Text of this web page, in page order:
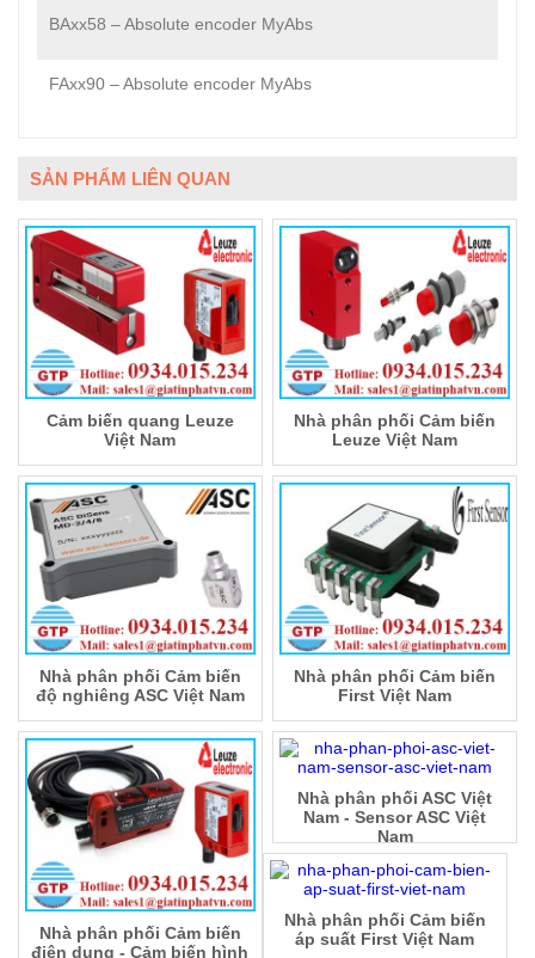
BAxx58 – Absolute encoder MyAbs
FAxx90 – Absolute encoder MyAbs
SẢN PHẨM LIÊN QUAN
Cảm biến quang Leuze
Việt Nam
Nhà phân phối Cảm biến
Leuze Việt Nam
Nhà phân phối Cảm biến
độ nghiêng ASC Việt Nam
Nhà phân phối Cảm biến
First Việt Nam
Nhà phân phối Cảm biến
điện dung - Cảm biến hình
Nhà phân phối ASC Việt
Nam - Sensor ASC Việt
Nam
Nhà phân phối Cảm biến
áp suất First Việt Nam